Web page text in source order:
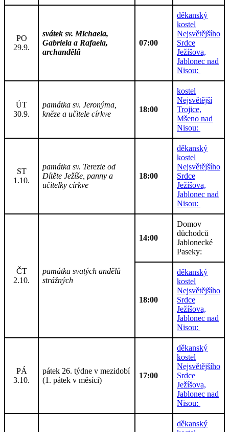
PO
29.9.
svátek sv. Michaela,
Gabriela a Rafaela,
archandělů
07:00
děkanský
kostel
Nejsvětějšího
Srdce
Ježíšova,
Jablonec nad
Nisou:
ÚT
30.9.
památka sv. Jeronýma,
kněze a učitele církve
18:00
kostel
Nejsvětější
Trojice,
Mšeno nad
Nisou:
ST
1.10.
památka sv. Terezie od
Dítěte Ježíše, panny a
učitelky církve
18:00
děkanský
kostel
Nejsvětějšího
Srdce
Ježíšova,
Jablonec nad
Nisou:
ČT
2.10.
památka svatých andělů
strážných
14:00
Domov
důchodců
Jablonecké
Paseky:
18:00
děkanský
kostel
Nejsvětějšího
Srdce
Ježíšova,
Jablonec nad
Nisou:
PÁ
3.10.
pátek 26. týdne v mezidobí
(1. pátek v měsíci)
17:00
děkanský
kostel
Nejsvětějšího
Srdce
Ježíšova,
Jablonec nad
Nisou:
děkanský